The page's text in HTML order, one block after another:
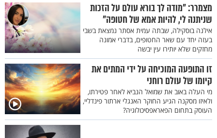
מצמרר: "מודה לך בורא עולם על הזכות
שניתנה לי, להיות אמא של חטופה"
אילנה בוסקילה, שבתה עמית אסתר נמצאת בשבי
בעזה יחד עם שאר החטופים, בדברי אמונה
מחזקים שלא יותירו עין יבשה
זו התופעה המוכיחה על ידי המתים את
קיומו של עולם רוחני
מי העלה באוב את שמואל הנביא לאחר פטירתו,
ולאיזו מסקנה הגיע החוקר האנגלי ארתור פינדליי,
העוסק בתחום הפאראפסיכולוגיה?